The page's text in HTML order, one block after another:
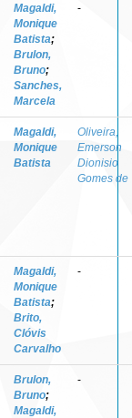
Magaldi,
Monique
Batista;
Brulon,
Bruno;
Sanches,
Marcela
-
Magaldi,
Monique
Batista
Oliveira,
Emerson
Dionisio
Gomes de
Magaldi,
Monique
Batista;
Brito,
Clóvis
Carvalho
-
Brulon,
Bruno;
Magaldi,
-